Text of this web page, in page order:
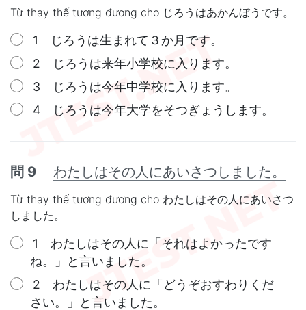
Từ thay thế tương đương cho じろうはあかんぼうです。
1 じろうは生まれて３か月です。
2 じろうは来年小学校に入ります。
3 じろうは今年中学校に入ります。
4 じろうは今年大学をそつぎょうします。
問 9 わたしはその人にあいさつしました。
Từ thay thế tương đương cho わたしはその人にあいさつ
しました。
1 わたしはその人に「それはよかったです
ね。」と言いました。
2 わたしはその人に「どうぞおすわりくだ
さい。」と言いました。